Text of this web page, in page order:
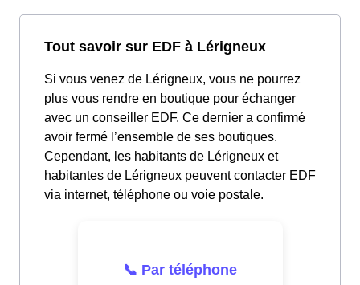
Tout savoir sur EDF à Lérigneux
Si vous venez de Lérigneux, vous ne pourrez
plus vous rendre en boutique pour échanger
avec un conseiller EDF. Ce dernier a confirmé
avoir fermé l’ensemble de ses boutiques.
Cependant, les habitants de Lérigneux et
habitantes de Lérigneux peuvent contacter EDF
via internet, téléphone ou voie postale.
📞 Par téléphone